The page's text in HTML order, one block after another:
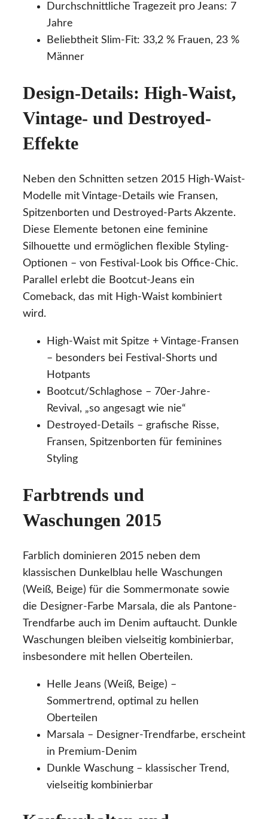
Durchschnittliche Tragezeit pro Jeans: 7
Jahre
Beliebtheit Slim-Fit: 33,2 % Frauen, 23 %
Männer
Design-Details: High-Waist,
Vintage- und Destroyed-
Effekte
Neben den Schnitten setzen 2015 High-Waist-
Modelle mit Vintage-Details wie Fransen,
Spitzenborten und Destroyed-Parts Akzente.
Diese Elemente betonen eine feminine
Silhouette und ermöglichen flexible Styling-
Optionen – von Festival-Look bis Office-Chic.
Parallel erlebt die Bootcut-Jeans ein
Comeback, das mit High-Waist kombiniert
wird.
High-Waist mit Spitze + Vintage-Fransen
– besonders bei Festival-Shorts und
Hotpants
Bootcut/Schlaghose – 70er-Jahre-
Revival, „so angesagt wie nie“
Destroyed-Details – grafische Risse,
Fransen, Spitzenborten für feminines
Styling
Farbtrends und
Waschungen 2015
Farblich dominieren 2015 neben dem
klassischen Dunkelblau helle Waschungen
(Weiß, Beige) für die Sommermonate sowie
die Designer-Farbe Marsala, die als Pantone-
Trendfarbe auch im Denim auftaucht. Dunkle
Waschungen bleiben vielseitig kombinierbar,
insbesondere mit hellen Oberteilen.
Helle Jeans (Weiß, Beige) –
Sommertrend, optimal zu hellen
Oberteilen
Marsala – Designer-Trendfarbe, erscheint
in Premium-Denim
Dunkle Waschung – klassischer Trend,
vielseitig kombinierbar